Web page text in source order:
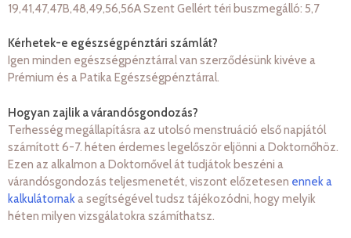
19,41,47,47B,48,49,56,56A Szent Gellért téri buszmegálló: 5,7
Kérhetek-e egészségpénztári számlát?
Igen minden egészségpénztárral van szerződésünk kivéve a
Prémium és a Patika Egészségpénztárral.
Hogyan zajlik a várandósgondozás?
Terhesség megállapításra az utolsó menstruáció első napjától
számított 6-7. héten érdemes legelőször eljönni a Doktornőhöz.
Ezen az alkalmon a Doktornővel át tudjátok beszéni a
várandósgondozás teljesmenetét, viszont előzetesen ennek a
kalkulátornaka segítségével tudsz tájékozódni, hogy melyik
héten milyen vizsgálatokra számíthatsz.